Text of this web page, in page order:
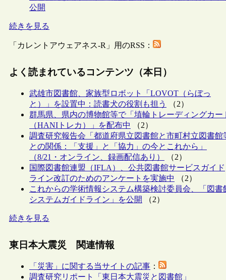
公開
続きを見る
「カレントアウェアネス-R」用のRSS：
よく読まれているコンテンツ（本日）
武雄市図書館、家族型ロボット「LOVOT（らぼっ
と）」を設置中：読書犬の役割も担う
（2）
群馬県、県内の博物館等で「埴輪トレーディングカー
（HANIトレカ）」を配布中
（2）
調査研究報告会「都道府県立図書館と市町村立図書館
との関係：「支援」と「協力」の今とこれから」
（8/21・オンライン、録画配信あり）
（2）
国際図書館連盟（IFLA）、公共図書館サービスガイド
ライン改訂のためのアンケートを実施中
（2）
これからの学術情報システム構築検討委員会、「図書
システムガイドライン」を公開
（2）
続きを見る
東日本大震災 関連情報
「災害」に関する当サイトの記事 ：
調査研究リポート「東日本大震災と図書館」